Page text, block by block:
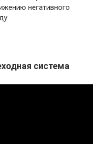
негативного
система